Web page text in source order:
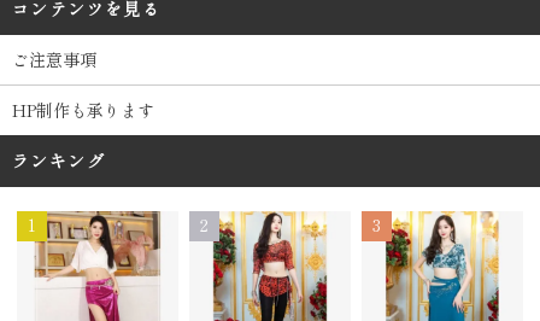
コンテンツを見る
ご注意事項
HP制作も承ります
ランキング
1 2 3